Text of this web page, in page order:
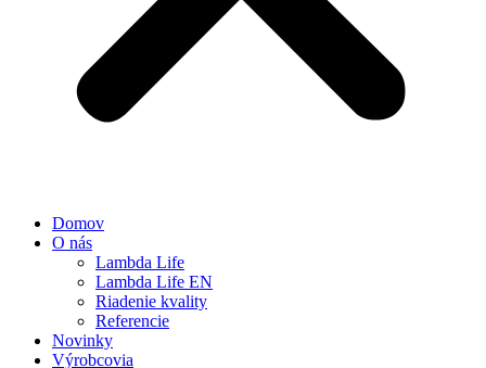
Domov
O nás
Lambda Life
Lambda Life EN
Riadenie kvality
Referencie
Novinky
Výrobcovia